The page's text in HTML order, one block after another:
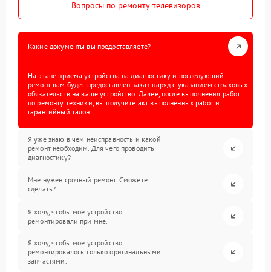
Вопросы по ремонту телевизоров
Какие документы вы предоставляете?
На этапе приема устройства на диагностику и последующий
ремонт вам будет предоставлен заказ-наряд с указанием страховых
обязательств на ваше устройство. Далее, после выполнения работ
по ремонту техники, вы получите акт выполненных работ и
гарантийный талон.
Я уже знаю в чем неисправность и какой
ремонт необходим. Для чего проводить
диагностику?
Мне нужен срочный ремонт. Сможете
сделать?
Я хочу, чтобы мое устройство
ремонтировали при мне.
Я хочу, чтобы мое устройство
ремонтировалось только оригинальными
запчастями.